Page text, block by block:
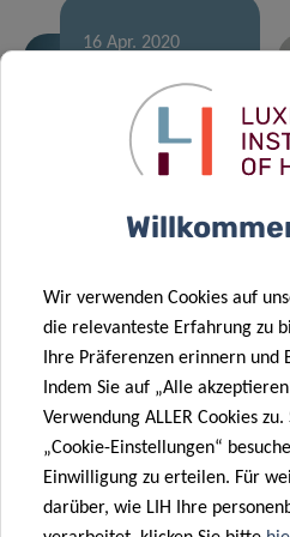
16 Apr. 2020
[Article series]
The experts
behind
Luxembourg’s
03 Apr. 2020
Research
Luxembourg –
launch of
website
01 Apr. 2020
COVID-19
taskforce:
Wir verwenden Cookies auf
die relevanteste Erfahrung zu
Ihre Präferenzen erinnern und
Indem Sie auf „Alle
Verwendung ALLER Cookies
„Cookie-Einstellungen“
Einwilligung zu erteilen. Für
darüber, wie LIH Ihre